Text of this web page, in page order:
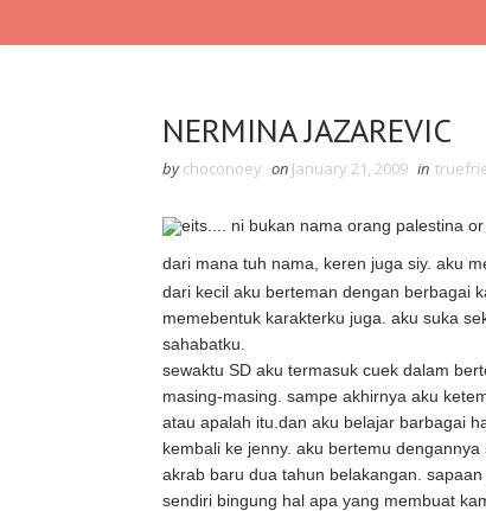
NERMINA JAZAREVIC
by choconoey on January 21, 2009 in
eits.... ni bukan nama orang palestina
dari mana tuh nama, keren juga siy. aku
dari kecil aku berteman dengan berbagai
memebentuk karakterku juga. aku suka
sahabatku.
sewaktu SD aku termasuk cuek dalam
masing-masing. sampe akhirnya aku
atau apalah itu.dan aku belajar barbagai
kembali ke jenny. aku bertemu
akrab baru dua tahun belakangan.
sendiri bingung hal apa yang membuat